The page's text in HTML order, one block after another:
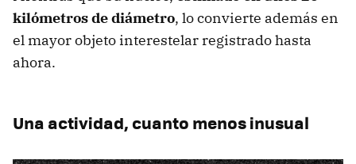
kilómetros de diámetro, lo convierte además en
el mayor objeto interestelar registrado hasta
ahora.
Una actividad, cuanto menos inusual